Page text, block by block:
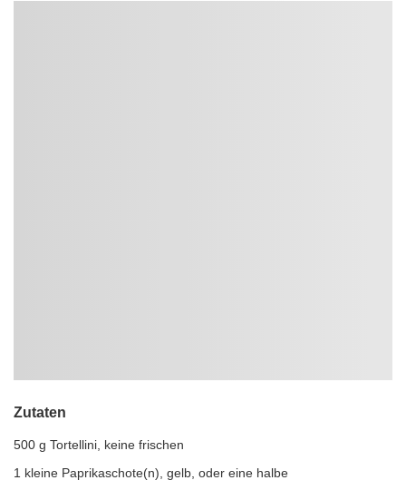
Zutaten
500 g Tortellini, keine frischen
1 kleine Paprikaschote(n), gelb, oder eine halbe